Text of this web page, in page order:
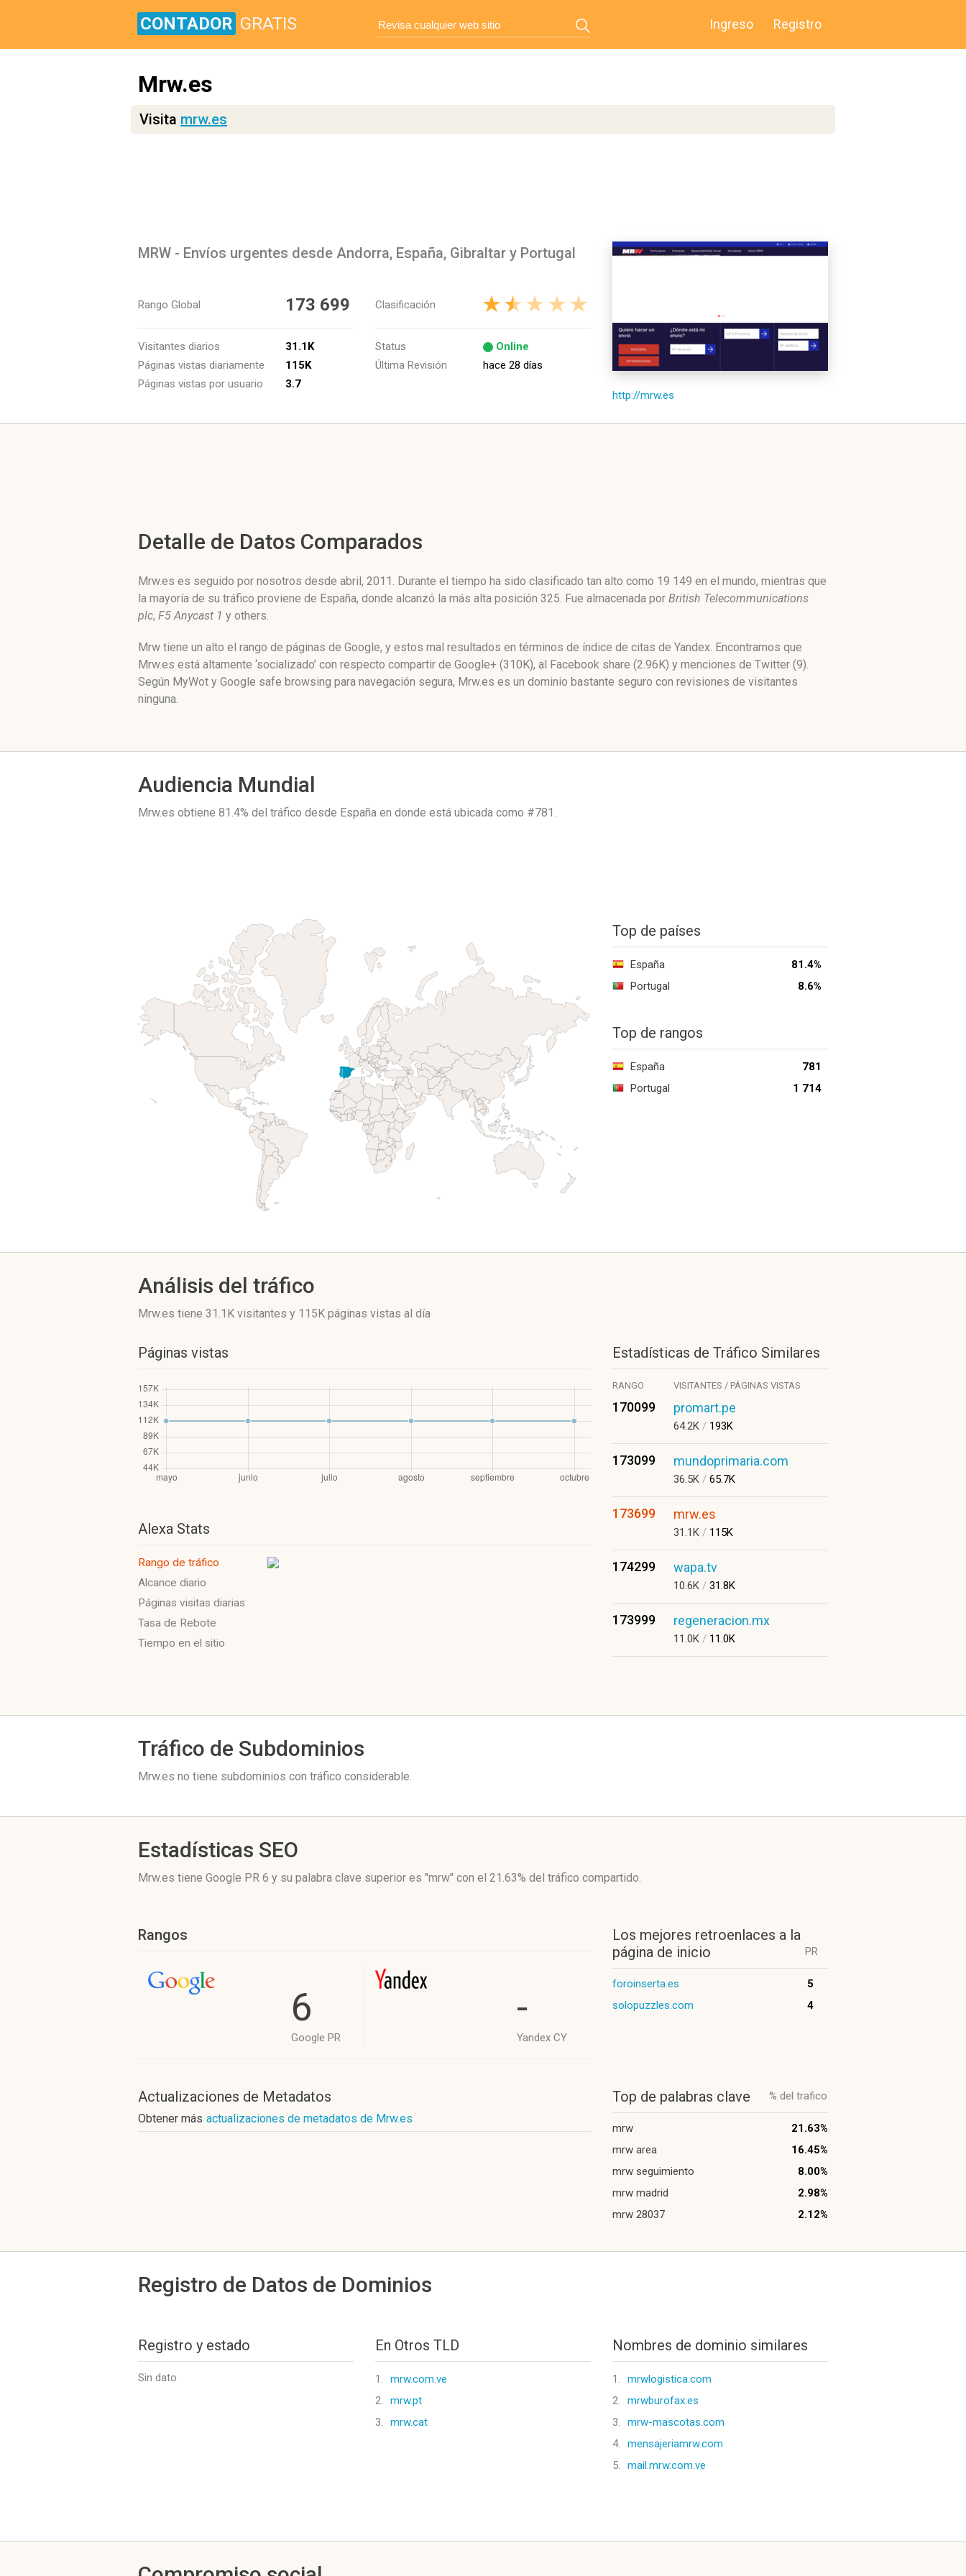
CONTADOR GRATIS Ingreso Registro
Mrw.es
Visita mrw.es
MRW - Envíos urgentes desde Andorra, España, Gibraltar y Portugal
Rango Global 173 699
Visitantes diarios
31.1K
Páginas vistas diariamente
115K
Páginas vistas por usuario
3.7
Clasificación
Status
Online
Última Revisión
hace 28 días
http://mrw.es
Detalle de Datos Comparados
Mrw.es es seguido por nosotros desde abril, 2011. Durante el tiempo ha sido clasificado tan alto como 19 149 en el mundo, mientras que
la mayoría de su tráfico proviene de España, donde alcanzó la más alta posición 325. Fue almacenada por British Telecommunications
plc, F5 Anycast 1 y others.
Mrw tiene un alto el rango de páginas de Google, y estos mal resultados en términos de índice de citas de Yandex. Encontramos que
Mrw.es está altamente ‘socializado’ con respecto compartir de Google+ (310K), al Facebook share (2.96K) y menciones de Twitter (9).
Según MyWot y Google safe browsing para navegación segura, Mrw.es es un dominio bastante seguro con revisiones de visitantes
ninguna.
Audiencia Mundial
Mrw.es obtiene 81.4% del tráfico desde España en donde está ubicada como #781.
Top de países
España
81.4%
Portugal
8.6%
Top de rangos
España
781
Portugal
1 714
Análisis del tráfico
Mrw.es tiene 31.1K visitantes y 115K páginas vistas al día
Páginas vistas
Alexa Stats
Rango de tráfico
Alcance diario
Páginas visitas diarias
Tasa de Rebote
Tiempo en el sitio
Estadísticas de Tráfico Similares
RANGO VISITANTES / PÁGINAS VISTAS
170099 promart.pe
64.2K / 193K
173099 mundoprimaria.com
36.5K / 65.7K
173699 mrw.es
31.1K / 115K
174299 wapa.tv
10.6K / 31.8K
173999 regeneracion.mx
11.0K / 11.0K
Tráfico de Subdominios
Mrw.es no tiene subdominios con tráfico considerable.
Estadísticas SEO
Mrw.es tiene Google PR 6 y su palabra clave superior es "mrw" con el 21.63% del tráfico compartido.
Rangos
6
Google PR
-
Yandex CY
Actualizaciones de Metadatos
Obtener más actualizaciones de metadatos de Mrw.es
Los mejores retroenlaces a la
página de inicio
PR
foroinserta.es
5
solopuzzles.com
4
Top de palabras clave % del trafico
mrw
21.63%
mrw area
16.45%
mrw seguimiento
8.00%
mrw madrid
2.98%
mrw 28037
2.12%
Registro de Datos de Dominios
Registro y estado
Sin dato
En Otros TLD
1.
mrw.com.ve
2.
mrw.pt
3.
mrw.cat
Nombres de dominio similares
1.
mrwlogistica.com
2.
mrwburofax.es
3.
mrw-mascotas.com
4.
mensajeriamrw.com
5.
mail.mrw.com.ve